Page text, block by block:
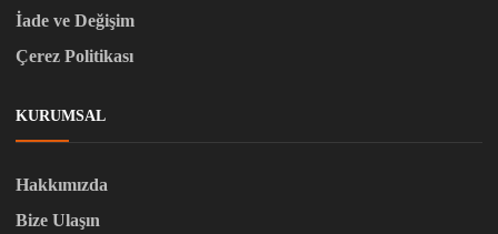
İade ve Değişim
Çerez Politikası
KURUMSAL
Hakkımızda
Bize Ulaşın